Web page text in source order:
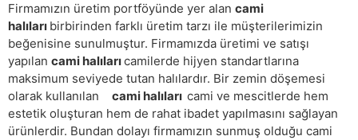
Firmamızın üretim portföyünde yer alan cami
halıları birbirinden farklı üretim tarzı ile müşterilerimizin
beğenisine sunulmuştur. Firmamızda üretimi ve satışı
yapılan cami halılarıcamilerde hijyen standartlarına
maksimum seviyede tutan halılardır. Bir zemin döşemesi
olarak kullanılan cami halıları cami ve mescitlerde hem
estetik oluşturan hem de rahat ibadet yapılmasını sağlayan
ürünlerdir. Bundan dolayı firmamızın sunmuş olduğu cami